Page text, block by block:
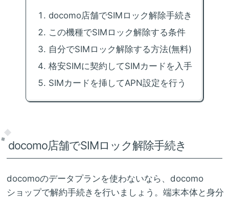
docomo店舗でSIMロック解除手続き
この機種でSIMロック解除する条件
自分でSIMロック解除する方法(無料)
格安SIMに契約してSIMカードを入手
SIMカードを挿してAPN設定を行う
docomo店舗でSIMロック解除手続き
docomoのデータプランを使わないなら、docomo
ショップで解約手続きを行いましょう。端末本体と身分